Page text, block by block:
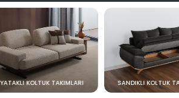
YATAKLI KOLTUK TAKIMLARI SANDIKLI KOLTUK